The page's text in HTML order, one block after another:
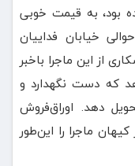
بود، به قیمت خوبی
خیابان فداییان
از این ماجرا باخبر
که دست نگهدارد و
دهد. اوراق‌فروش
ماجرا را این‌طور